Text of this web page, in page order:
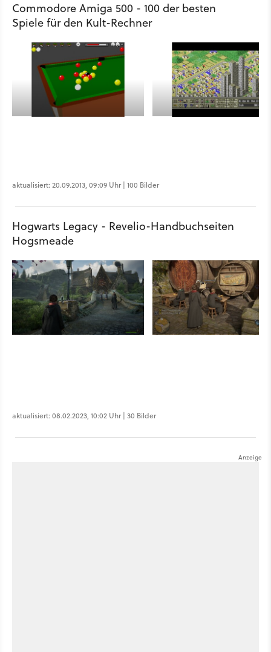
Commodore Amiga 500 - 100 der besten
Spiele für den Kult-Rechner
aktualisiert: 20.09.2013, 09:09 Uhr | 100 Bilder
Hogwarts Legacy - Revelio-Handbuchseiten
Hogsmeade
aktualisiert: 08.02.2023, 10:02 Uhr | 30 Bilder